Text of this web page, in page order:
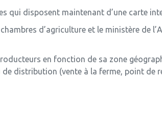
qui disposent maintenant d’une carte
d’agriculture et le ministère de
en fonction de sa zone
distribution (vente à la ferme, point